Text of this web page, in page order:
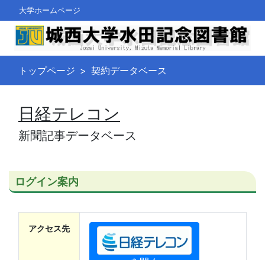
大学ホームページ
トップページ 契約データベース
日経テレコン
新聞記事データベース
ログイン案内
アクセス先